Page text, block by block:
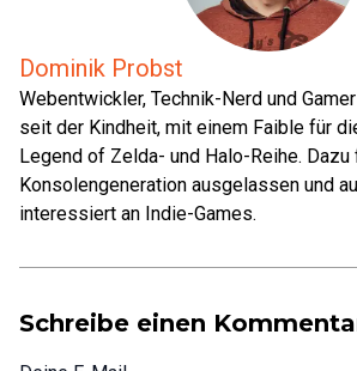
Dominik Probst
Webentwickler, Technik-Nerd und
seit der Kindheit, mit einem Faible für
Legend of Zelda- und Halo-Reihe.
Konsolengeneration ausgelassen und
interessiert an Indie-Games.
Schreibe einen